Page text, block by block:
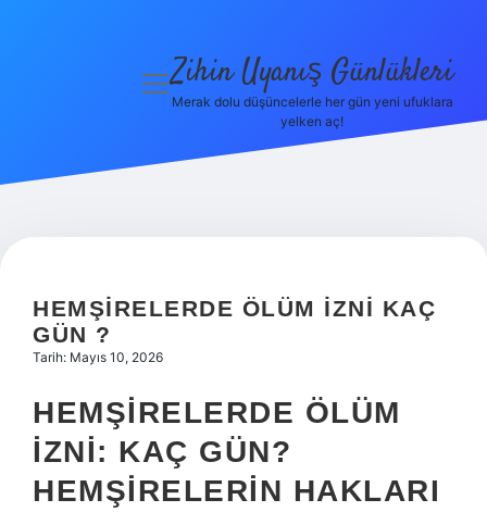
Politikası
menüyü
Zihin Uyanış Günlükleri
Merak dolu düşüncelerle her gün yeni ufuklara
yelken aç!
HEMŞIRELERDE ÖLÜM IZNI KAÇ
GÜN ?
Tarih: Mayıs 10, 2026
HEMŞIRELERDE ÖLÜM
İZNI: KAÇ GÜN?
HEMŞIRELERIN HAKLARI